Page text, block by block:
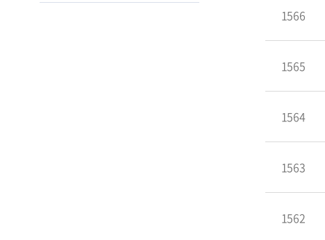
1566
1565
1564
1563
1562